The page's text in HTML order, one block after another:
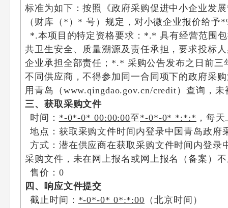
标准为如下：按照《政府采购促进中小企业发
（财库（*）* 号）规定，对小微企业报价给
*.本项目的特定资格要求：*.* 具有经营范围
共卫生安全、质量溯源及责任承担，要求投标
企业承担全部责任；*.* 采购公告发布之日前
不同供应商，不得参加同一合同项下的政府采
用青岛（www.qingdao.gov.cn/credit）查询，
三、获取采购文件
时间： *-0*-0* 00:00:00至*-0*-0* *:*:* ，每
地点：获取采购文件时间内登录中国青岛政
方式：潜在供应商在获取采购文件时间内登
采购文件，未在网上报名或网上报名（备案）
售价：0
四、响应文件提交
截止时间： *-0*-0* 0*:*:00 （北京时间）